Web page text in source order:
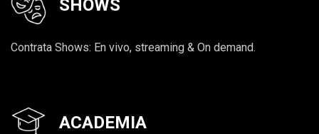
SHOWS
Contrata Shows: En vivo, streaming & On demand.
ACADEMIA